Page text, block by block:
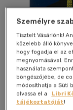
Személyre
Tisztelt Vásárlónk!
közelebb álló
hogy fogadja el az
megnyomásával.
használata
böngészőjébe, de
módosíthatja a Süti
olvassa el a
Libri
tájékoztatóját!